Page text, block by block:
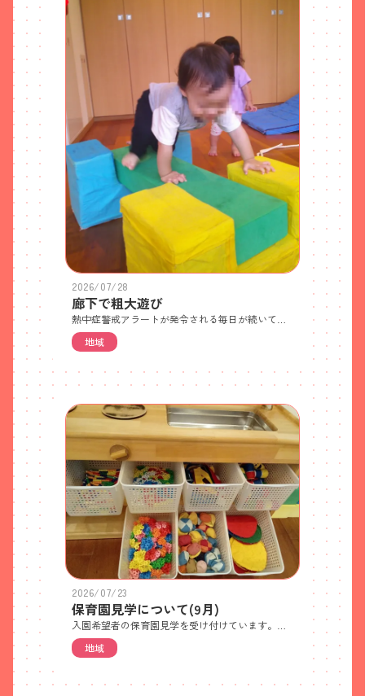
2026/07/28
廊下で粗大遊び
地域
2026/07/23
保育園見学について(9月)
地域